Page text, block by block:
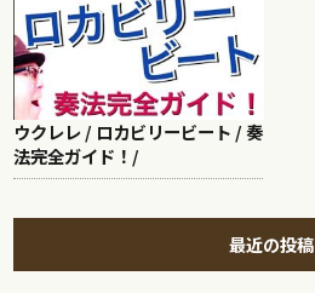
ウクレレ / ロカビリービート / 奏
法完全ガイド！/
最近の投稿